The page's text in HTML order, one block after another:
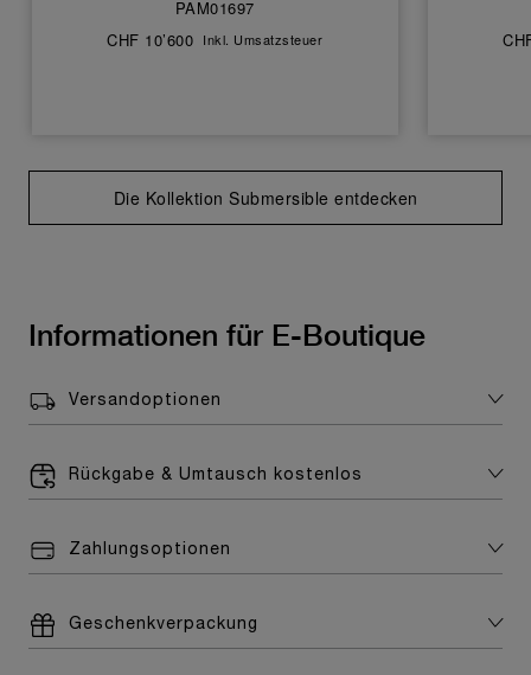
PAM01697
CHF 10’600 Inkl. Umsatzsteuer
Die Kollektion Submersible entdecken
Informationen für E-Boutique
Versandoptionen
Rückgabe & Umtausch kostenlos
Zahlungsoptionen
Geschenkverpackung